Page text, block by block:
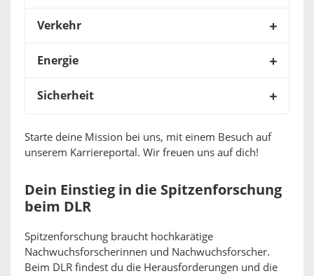
Verkehr
Energie
Sicherheit
Starte deine Mission bei uns, mit einem Besuch auf
unserem Karriereportal. Wir freuen uns auf dich!
Dein Einstieg in die Spitzenforschung
beim DLR
Spitzenforschung braucht hochkarätige
Nachwuchsforscherinnen und Nachwuchsforscher.
Beim DLR findest du die Herausforderungen und die